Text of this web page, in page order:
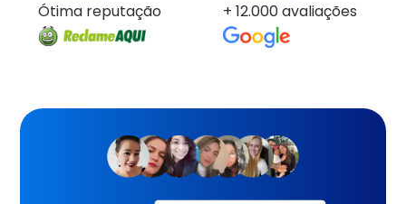
Ótima reputação + 12.000 avaliações